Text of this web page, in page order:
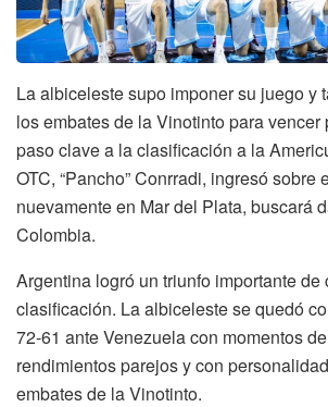
La albiceleste supo imponer su juego y
los embates de la Vinotinto para vencer
paso clave a la clasificación a la
OTC, “Pancho” Conrradi, ingresó sobre
nuevamente en Mar del Plata, buscará
Colombia.
Argentina logró un triunfo importante de
clasificación. La albiceleste se quedó
72-61 ante Venezuela con momentos
rendimientos parejos y con
embates de la Vinotinto.